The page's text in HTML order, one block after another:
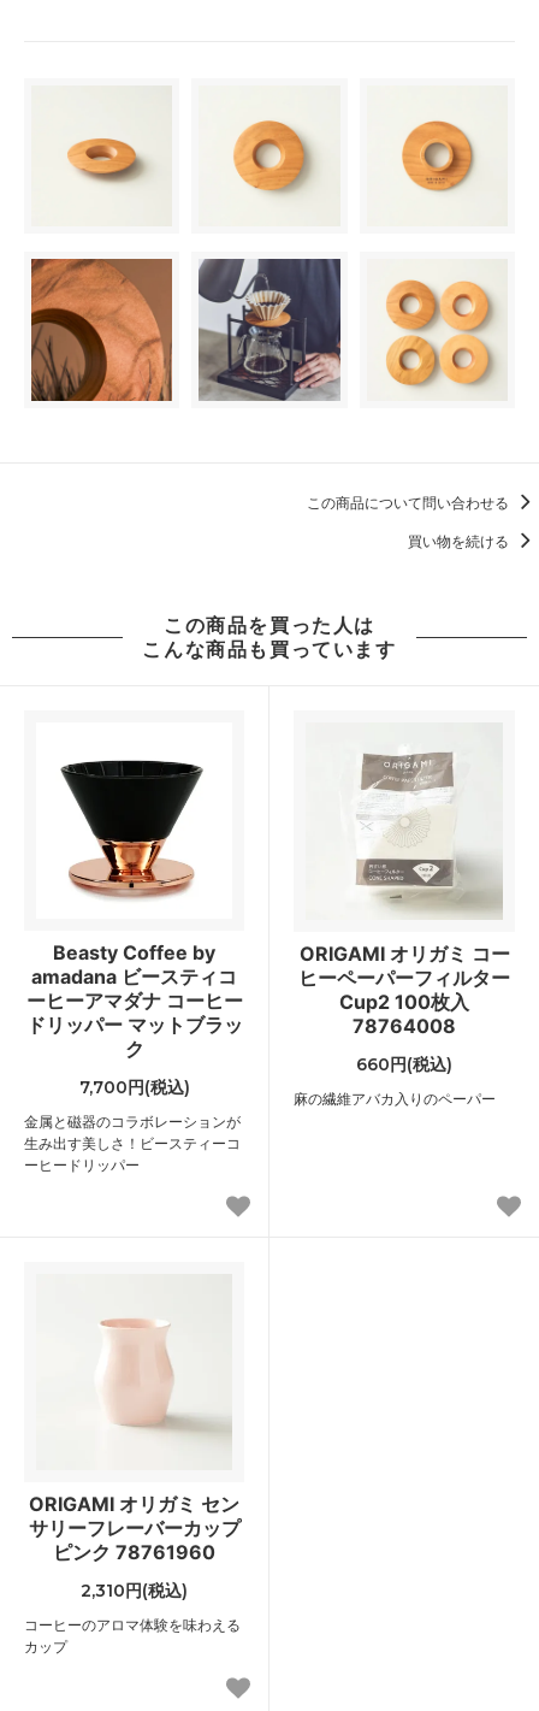
この商品について問い合わせる
買い物を続ける
この商品を買った人は
こんな商品も買っています
Beasty Coffee by
amadana ビースティコ
ーヒーアマダナ コーヒー
ドリッパー マットブラッ
ク
7,700円(税込)
金属と磁器のコラボレーションが
生み出す美しさ！ビースティーコ
ーヒードリッパー
ORIGAMI オリガミ コー
ヒーペーパーフィルター
Cup2 100枚入
78764008
660円(税込)
麻の繊維アバカ入りのペーパー
ORIGAMI オリガミ セン
サリーフレーバーカップ
ピンク 78761960
2,310円(税込)
コーヒーのアロマ体験を味わえる
カップ